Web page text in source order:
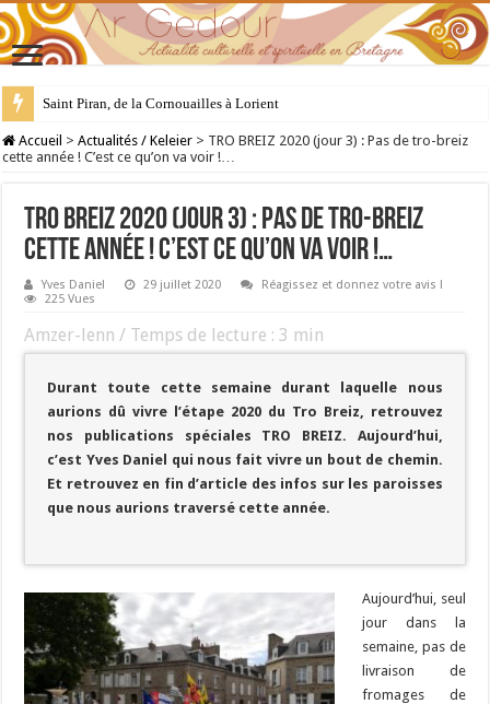
28 juillet : Saint Samson de Dol, père de la Bretagne chrétienne
Accueil > Actualités / Keleier > TRO BREIZ 2020 (jour 3) : Pas de tro-breiz
cette année ! C’est ce qu’on va voir !…
TRO BREIZ 2020 (jour 3) : Pas de tro-breiz
cette année ! C’est ce qu’on va voir !…
Yves Daniel 29 juillet 2020
Réagissez et donnez votre avis !
225 Vues
Amzer-lenn / Temps de lecture :3 min
Durant toute cette semaine durant laquelle nous
aurions dû vivre l’étape 2020 du Tro Breiz, retrouvez
nos publications spéciales TRO BREIZ. Aujourd’hui,
c’est Yves Daniel qui nous fait vivre un bout de chemin.
Et retrouvez en fin d’article des infos sur les paroisses
que nous aurions traversé cette année.
Aujourd’hui, seul
jour dans la
semaine, pas de
livraison de
fromages de